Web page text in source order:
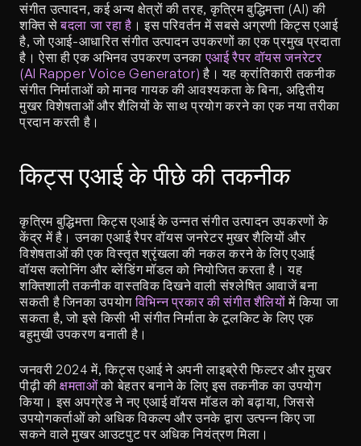
संगीत उत्पादन, कई अन्य क्षेत्रों की तरह, कृत्रिम बुद्धिमत्ता (AI) की
शक्ति से बदला जा रहा है । इस परिवर्तन में सबसे अग्रणी किट्स एआई
है, जो एआई-आधारित संगीत उत्पादन उपकरणों का एक प्रमुख प्रदाता
है। ऐसा ही एक अभिनव उपकरण उनका एआई रैपर वॉयस जनरेटर
(AI Rapper Voice Generator) है। यह क्रांतिकारी तकनीक
संगीत निर्माताओं को मानव गायक की आवश्यकता के बिना, अद्वितीय
मुखर विशेषताओं और शैलियों के साथ प्रयोग करने का एक नया तरीका
प्रदान करती है।
किट्स एआई के पीछे की तकनीक
कृत्रिम बुद्धिमत्ता किट्स एआई के उन्नत संगीत उत्पादन उपकरणों के
केंद्र में है। उनका एआई रैपर वॉयस जनरेटर मुखर शैलियों और
विशेषताओं की एक विस्तृत श्रृंखला की नकल करने के लिए एआई
वॉयस क्लोनिंग और ब्लेंडिंग मॉडल को नियोजित करता है। यह
शक्तिशाली तकनीक वास्तविक दिखने वाली संश्लेषित आवाजें बना
सकती है जिनका उपयोग विभिन्न प्रकार की संगीत शैलियों में किया जा
सकता है, जो इसे किसी भी संगीत निर्माता के टूलकिट के लिए एक
बहुमुखी उपकरण बनाती है।
जनवरी 2024 में, किट्स एआई ने अपनी लाइब्रेरी फिल्टर और मुखर
पीढ़ी की क्षमताओं को बेहतर बनाने के लिए इस तकनीक का उपयोग
किया। इस अपग्रेड ने नए एआई वॉयस मॉडल को बढ़ाया, जिससे
उपयोगकर्ताओं को अधिक विकल्प और उनके द्वारा उत्पन्न किए जा
सकने वाले मुखर आउटपुट पर अधिक नियंत्रण मिला।